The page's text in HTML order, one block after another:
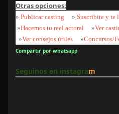
Otras opciones:
» Publicar casting » Suscribite y te
»Hacemos tu reel actoral »Ver
»Ver consejos útiles »Concursos/
Compartir por whatsapp
Seguinos en instagram